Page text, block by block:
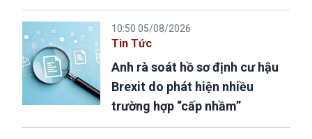
10:50 05/08/2026
Tin Tức
Anh rà soát hồ sơ định cư hậu
Brexit do phát hiện nhiều
trường hợp “cấp nhầm”